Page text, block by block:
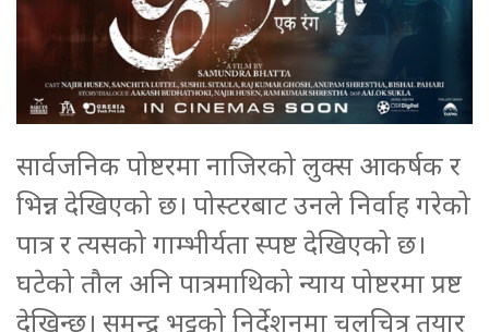
सार्वजनिक पोष्टरमा नाजिरको लुक्स आकर्षक र
भिन्न देखिएको छ। पोस्टरबाट उनले निर्वाह गरेको
पात्र र त्यसको गाम्भीर्यता स्पष्ट देखिएको छ।
घटेको तौल अनि पात्रमाथिको न्याय पोष्टरमा प्रष्ट
देखिन्छ। समुन्द्र भट्टको निर्देशनमा चलचित्र तयार